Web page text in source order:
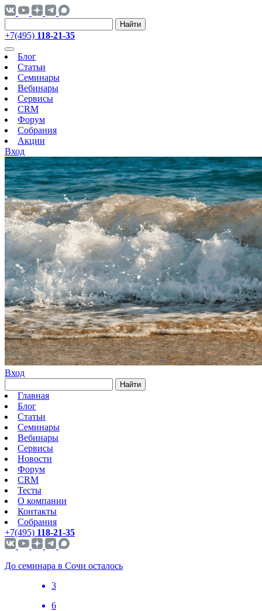
Найти
+7(495) 118-21-35
Блог
Статьи
Семинары
Вебинары
Сервисы
CRM
Форум
Собрания
Акции
Вход
Вход
Найти
Главная
Блог
Статьи
Семинары
Вебинары
Сервисы
Новости
Форум
CRM
Тесты
О компании
Контакты
Собрания
+7(495) 118-21-35
До семинара в Сочи осталось
3
6